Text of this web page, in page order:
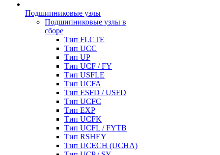
Подшипниковые узлы
Подшипниковые узлы в
сборе
Тип FLCTE
Тип UCC
Тип UP
Тип UCF / FY
Тип USFLE
Тип UCFA
Тип ESFD / USFD
Тип UCFC
Тип EXP
Тип UCFK
Тип UCFL / FYTB
Тип RSHEY
Тип UCECH (UCHA)